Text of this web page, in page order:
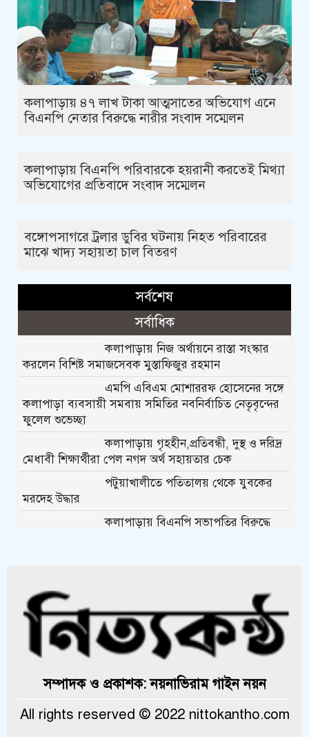
কলাপাড়ায় ৪৭ লাখ টাকা আত্মসাতের অভিযোগ এনে
বিএনপি নেতার বিরুদ্ধে নারীর সংবাদ সম্মেলন
কলাপাড়ায় বিএনপি পরিবারকে হয়রানী করতেই মিথ্যা
অভিযোগের প্রতিবাদে সংবাদ সম্মেলন
বঙ্গোপসাগরে ট্রলার ডুবির ঘটনায় নিহত পরিবারের
মাঝে খাদ্য সহায়তা চাল বিতরণ
সর্বশেষ
সর্বাধিক
কলাপাড়ায় নিজ অর্থায়নে রাস্তা সংস্কার
করলেন বিশিষ্ট সমাজসেবক মুস্তাফিজুর রহমান
এমপি এবিএম মোশাররফ হোসেনের সঙ্গে
কলাপাড়া ব্যবসায়ী সমবায় সমিতির নবনির্বাচিত নেতৃবৃন্দের
ফুলেল শুভেচ্ছা
কলাপাড়ায় গৃহহীন,প্রতিবন্ধী, দুস্থ ও দরিদ্র
মেধাবী শিক্ষার্থীরা পেল নগদ অর্থ সহায়তার চেক
পটুয়াখালীতে পতিতালয় থেকে যুবকের
মরদেহ উদ্ধার
কলাপাড়ায় বিএনপি সভাপতির বিরুদ্ধে
কলাপাড়ায় মুদি ব্যাবসায়ীর ওপর সন্ত্রাসী
হামলা, গুরুতর অবস্থায় বরিশালে রেফার
সংবাদ সম্মেলন
কলাপাড়া সাংবাদিক ইউনিয়নের
সম্পাদক ও প্রকাশক: নয়নাভিরাম গাইন নয়ন
All rights reserved © 2022 nittokantho.com